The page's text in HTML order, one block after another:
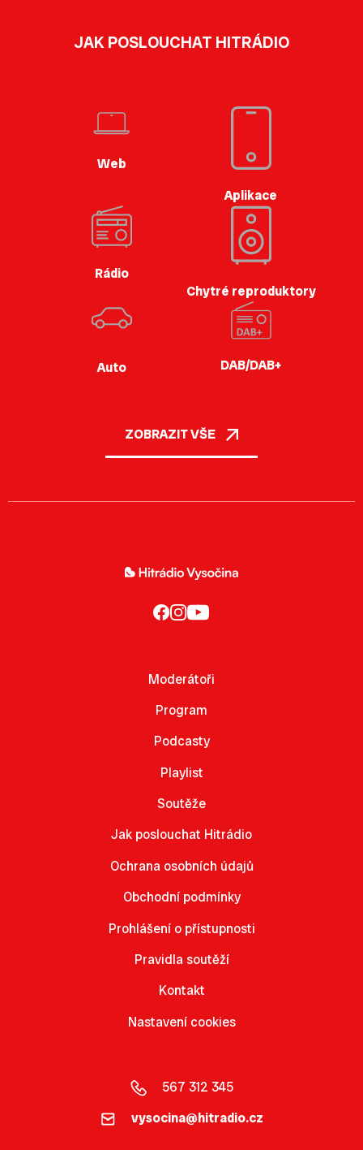
JAK POSLOUCHAT HITRÁDIO
Web
Aplikace
Rádio
Chytré reproduktory
Auto DAB/DAB+
ZOBRAZIT VŠE
Moderátoři
Program
Podcasty
Playlist
Soutěže
Jak poslouchat Hitrádio
Ochrana osobních údajů
Obchodní podmínky
Prohlášení o přístupnosti
Pravidla soutěží
Kontakt
Nastavení cookies
567 312 345
vysocina@hitradio.cz